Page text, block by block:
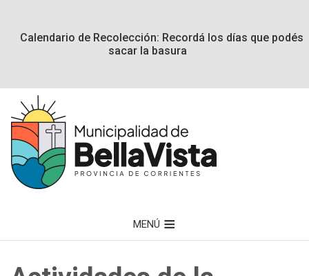
Calendario de Recolección: Recordá los días que podés
sacar la basura
MENÚ